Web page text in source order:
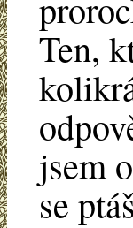
Ten,
jsem
se